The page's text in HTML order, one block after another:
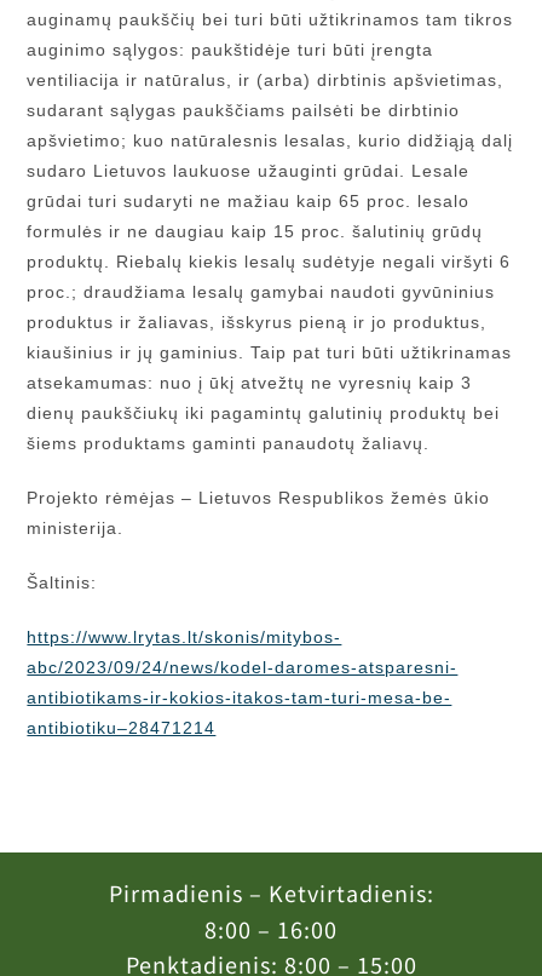
auginamų paukščių bei turi būti užtikrinamos tam tikros
auginimo sąlygos: paukštidėje turi būti įrengta
ventiliacija ir natūralus, ir (arba) dirbtinis apšvietimas,
sudarant sąlygas paukščiams pailsėti be dirbtinio
apšvietimo; kuo natūralesnis lesalas, kurio didžiąją dalį
sudaro Lietuvos laukuose užauginti grūdai. Lesale
grūdai turi sudaryti ne mažiau kaip 65 proc. lesalo
formulės ir ne daugiau kaip 15 proc. šalutinių grūdų
produktų. Riebalų kiekis lesalų sudėtyje negali viršyti 6
proc.; draudžiama lesalų gamybai naudoti gyvūninius
produktus ir žaliavas, išskyrus pieną ir jo produktus,
kiaušinius ir jų gaminius. Taip pat turi būti užtikrinamas
atsekamumas: nuo į ūkį atvežtų ne vyresnių kaip 3
dienų paukščiukų iki pagamintų galutinių produktų bei
šiems produktams gaminti panaudotų žaliavų.
Projekto rėmėjas – Lietuvos Respublikos žemės ūkio
ministerija.
Šaltinis:
https://www.lrytas.lt/skonis/mitybos-
abc/2023/09/24/news/kodel-daromes-atsparesni-
antibiotikams-ir-kokios-itakos-tam-turi-mesa-be-
antibiotiku–28471214
Pirmadienis – Ketvirtadienis:
8:00 – 16:00
Penktadienis: 8:00 – 15:00